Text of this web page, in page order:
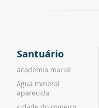
Santuário
academia marial
água mineral
aparecida